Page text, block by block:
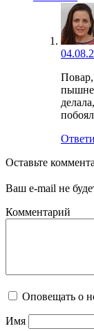
Повар,
Оставьте
Ваш e-mail не
Комментарий
Оповещать о
Имя